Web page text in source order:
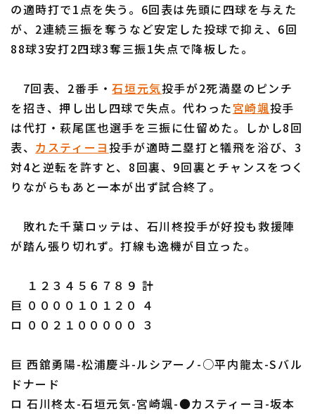
利用規約 プライバシーポリシー
運営会社 （別ウィンドウで開く） よくある質問
特定商取引法の表示 アルバイト募集
の適時打で1点を失う。6回表は先頭に四球を与えた
が、2連続三振を奪うなど安定した投球で抑え、6回
88球3安打2四球3奪三振1失点で降板した。
7回表、2番手・石垣元気投手が2死満塁のピンチ
を招き、押し出し四球で失点。代わった宮崎颯投手
は代打・萩尾匡也選手を三振に仕留めた。しかし8回
表、 カスティーヨ投手が適時二塁打と犠飛を浴び、3
対4と逆転を許すと、8回裏、9回裏とチャンスをつく
りながらもあと一本が出ず試合終了。
敗れた千葉ロッテは、石川柊投手が好投も救援陣
が踏ん張り切れず。打線も逸機が目立った。
１２３４５６７８９ 計
巨 ００００１０１２０ ４
ロ ００２１０００００ ３
巨 西舘勇陽-松浦慶斗-ルシアーノ-○平内龍太-Sバル
ドナード
ロ 石川柊太-石垣元気-宮崎颯-●カスティーヨ-坂本